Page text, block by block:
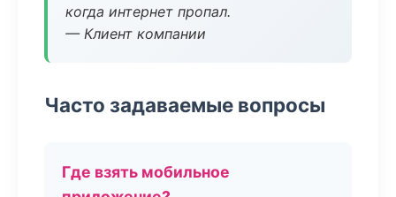
когда интернет пропал.
— Клиент компании
Часто задаваемые вопросы
Где взять мобильное